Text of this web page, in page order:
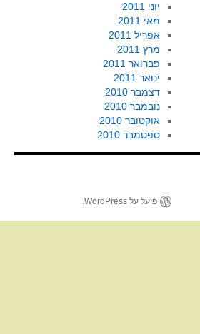
יוני 2011
מאי 2011
אפריל 2011
מרץ 2011
פברואר 2011
ינואר 2011
דצמבר 2010
נובמבר 2010
אוקטובר 2010
ספטמבר 2010
פועל על WordPress.